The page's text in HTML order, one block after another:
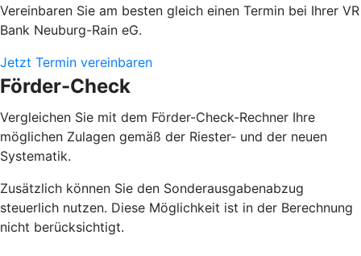
Vereinbaren Sie am besten gleich einen Termin bei Ihrer VR
Bank Neuburg-Rain eG.
Jetzt Termin vereinbaren
Förder-Check
Vergleichen Sie mit dem Förder-Check-Rechner Ihre
möglichen Zulagen gemäß der Riester- und der neuen
Systematik.
Zusätzlich können Sie den Sonderausgabenabzug
steuerlich nutzen. Diese Möglichkeit ist in der Berechnung
nicht berücksichtigt.